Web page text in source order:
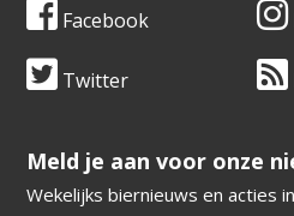
Facebook
Twitter
​​​​​​​Meld je aan voor onze
Wekelijks biernieuws en acties